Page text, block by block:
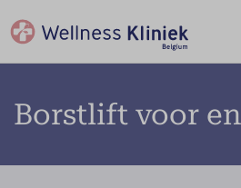
Borstlift voor